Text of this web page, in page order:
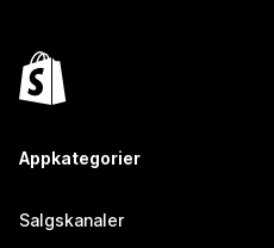
Appkategorier
Salgskanaler